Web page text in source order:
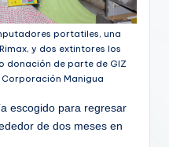
portatiles, una
y dos extintores los
donación de parte de GIZ
Manigua
escogido para regresar
de dos meses en